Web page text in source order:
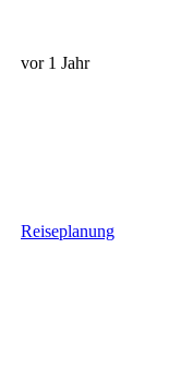
vor 1 Jahr
Reiseplanung